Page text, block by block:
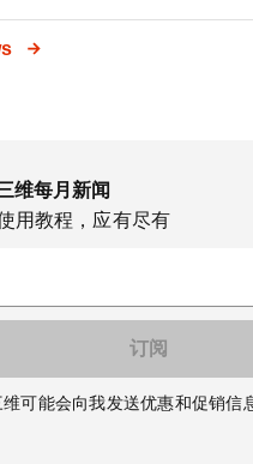
维每月新闻
用教程，应有尽有
可能会向我发送优惠和促销信